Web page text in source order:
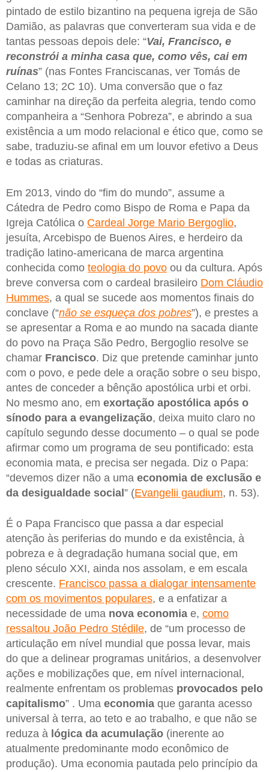
pintado de estilo bizantino na pequena igreja de São
Damião, as palavras que converteram sua vida e de
tantas pessoas depois dele: “Vai, Francisco, e
reconstrói a minha casa que, como vês, cai em
ruínas” (nas Fontes Franciscanas, ver Tomás de
Celano 13; 2C 10). Uma conversão que o faz
caminhar na direção da perfeita alegria, tendo como
companheira a “Senhora Pobreza”, e abrindo a sua
existência a um modo relacional e ético que, como se
sabe, traduziu-se afinal em um louvor efetivo a Deus
e todas as criaturas.
Em 2013, vindo do “fim do mundo”, assume a
Cátedra de Pedro como Bispo de Roma e Papa da
Igreja Católica o Cardeal Jorge Mario Bergoglio,
jesuíta, Arcebispo de Buenos Aires, e herdeiro da
tradição latino-americana de marca argentina
conhecida como teologia do povo ou da cultura. Após
breve conversa com o cardeal brasileiro Dom Cláudio
Hummes, a qual se sucede aos momentos finais do
conclave (“não se esqueça dos pobres”), e prestes a
se apresentar a Roma e ao mundo na sacada diante
do povo na Praça São Pedro, Bergoglio resolve se
chamar Francisco. Diz que pretende caminhar junto
com o povo, e pede dele a oração sobre o seu bispo,
antes de conceder a bênção apostólica urbi et orbi.
No mesmo ano, em exortação apostólica após o
sínodo para a evangelização, deixa muito claro no
capítulo segundo desse documento – o qual se pode
afirmar como um programa de seu pontificado: esta
economia mata, e precisa ser negada. Diz o Papa:
“devemos dizer não a uma economia de exclusão e
da desigualdade social” (Evangelii gaudium, n. 53).
É o Papa Francisco que passa a dar especial
atenção às periferias do mundo e da existência, à
pobreza e à degradação humana social que, em
pleno século XXI, ainda nos assolam, e em escala
crescente. Francisco passa a dialogar intensamente
com os movimentos populares, e a enfatizar a
necessidade de uma nova economia e, como
ressaltou João Pedro Stédile, de “um processo de
articulação em nível mundial que possa levar, mais
do que a delinear programas unitários, a desenvolver
ações e mobilizações que, em nível internacional,
realmente enfrentam os problemas provocados pelo
capitalismo” . Uma economia que garanta acesso
universal à terra, ao teto e ao trabalho, e que não se
reduza à lógica da acumulação (inerente ao
atualmente predominante modo econômico de
produção). Uma economia pautada pelo princípio da